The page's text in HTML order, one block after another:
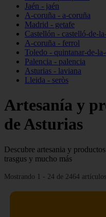
Jaén - jaén
A-coruña - a-coruña
Madrid - getafe
Castellón - castelló-de-
A-coruña - ferrol
Toledo - quintanar-de-
Palencia - palencia
Asturias - laviana
Lleida - seròs
Artesanía y
de Asturias
Descubre artesania y
trasgus y mucho más
Mostrando 1 - 24 de 2464 artículos